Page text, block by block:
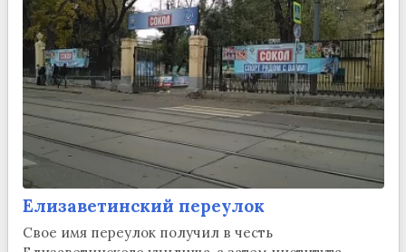
Елизаветинский переулок
Свое имя переулок получил в честь